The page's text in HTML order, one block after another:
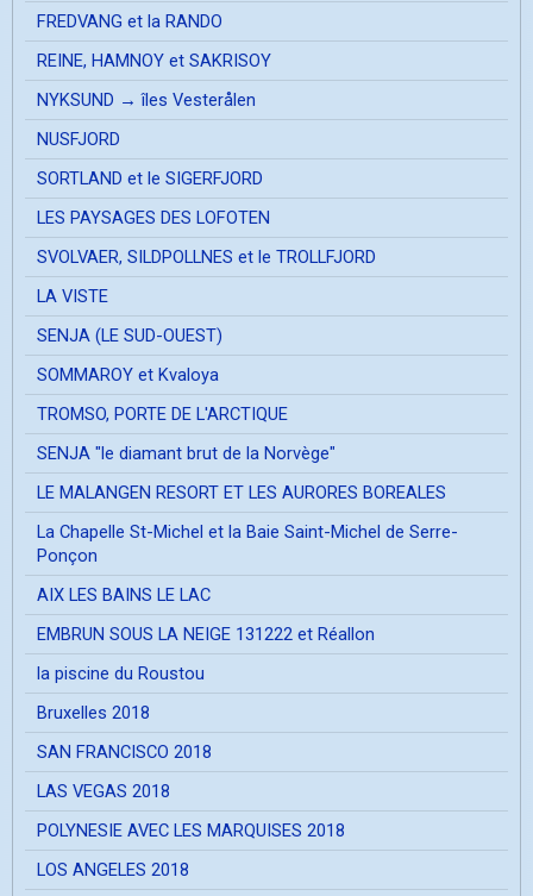
FREDVANG et la RANDO
REINE, HAMNOY et SAKRISOY
NYKSUND → îles Vesterålen
NUSFJORD
SORTLAND et le SIGERFJORD
LES PAYSAGES DES LOFOTEN
SVOLVAER, SILDPOLLNES et le TROLLFJORD
LA VISTE
SENJA (LE SUD-OUEST)
SOMMAROY et Kvaloya
TROMSO, PORTE DE L'ARCTIQUE
SENJA "le diamant brut de la Norvège"
LE MALANGEN RESORT ET LES AURORES BOREALES
La Chapelle St-Michel et la Baie Saint-Michel de Serre-
Ponçon
AIX LES BAINS LE LAC
EMBRUN SOUS LA NEIGE 131222 et Réallon
la piscine du Roustou
Bruxelles 2018
SAN FRANCISCO 2018
LAS VEGAS 2018
POLYNESIE AVEC LES MARQUISES 2018
LOS ANGELES 2018